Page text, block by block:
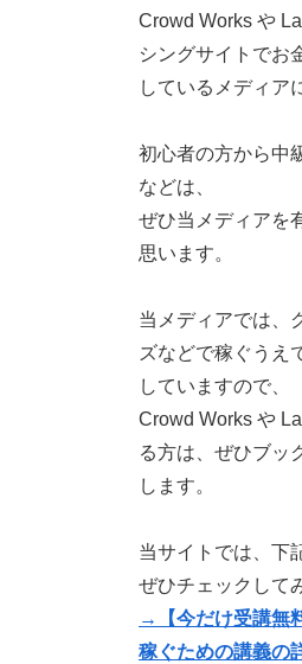
Crowd Works や
シングサイトでお
しているメディア
初心者の方から中
などは、
ぜひ当メディアを
思います。
当メディアでは、
ズなどで稼ぐうえ
していますので、
Crowd Works や
る方は、ぜひブッ
します。
当サイトでは、下
ぜひチェックして
→【今だけ受講無
稼ぐための講義の